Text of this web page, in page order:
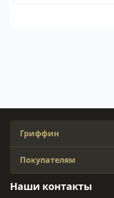
Гриффин
Покупателям
Наши контакты